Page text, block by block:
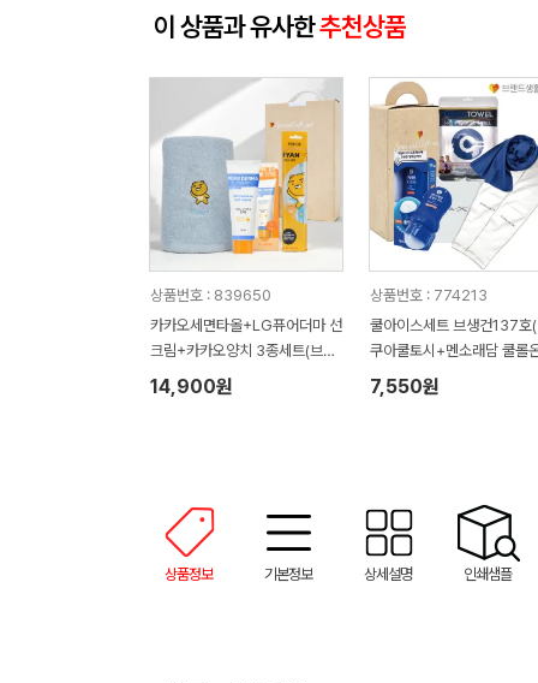
이 상품과 유사한추천상품
상품번호 : 839650
카카오세면타올+LG퓨어더마 선
크림+카카오양치 3종세트(브생
건 손잡이박스)
14,900원
상품번호 : 774213
쿨아이스세트 브생건137호
쿠아쿨토시+멘소래담 쿨롤
사지로션+쿨아이스타올)
7,550원
상품정보 기본정보 상세설명 인쇄샘플